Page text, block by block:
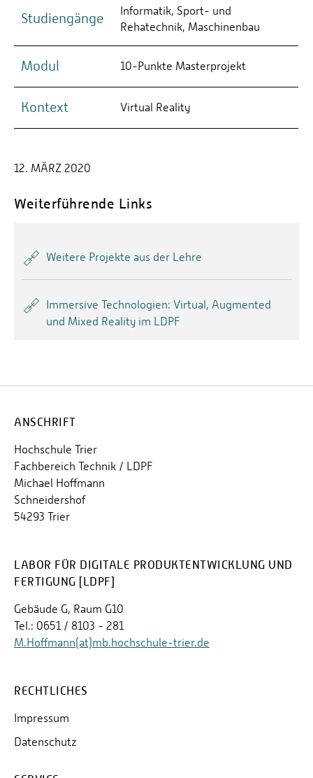
Studiengänge
Informatik, Sport- und
Rehatechnik, Maschinenbau
Modul 10-Punkte Masterprojekt
Kontext Virtual Reality
12. MÄRZ 2020
Weiterführende Links
Weitere Projekte aus der Lehre
Immersive Technologien: Virtual, Augmented
und Mixed Reality im LDPF
ANSCHRIFT
Hochschule Trier
Fachbereich Technik / LDPF
Michael Hoffmann
Schneidershof
54293 Trier
LABOR FÜR DIGITALE PRODUKTENTWICKLUNG UND
FERTIGUNG [LDPF]
Gebäude G, Raum G10
Tel.: 0651 / 8103 - 281
M.Hoffmann(at)mb.hochschule-trier.de
RECHTLICHES
Impressum
Datenschutz